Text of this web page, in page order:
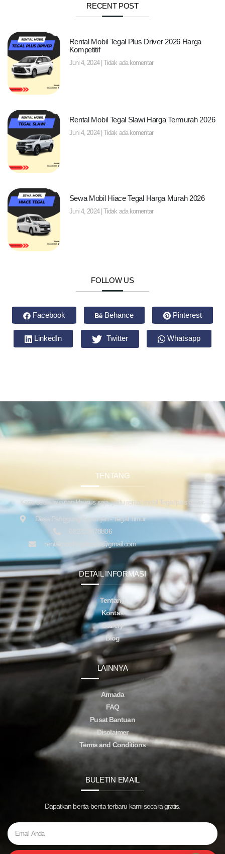
RECENT POST
Rental Mobil Tegal Plus Driver 2026 Harga
Kompetitif
Juni 4, 2024 Tidak ada komentar
Rental Mobil Tegal Slawi Harga Termurah 2026
Juni 4, 2024 Tidak ada komentar
Sewa Mobil Hiace Tegal Harga Murah 2026
Juni 4, 2024 Tidak ada komentar
FOLLOW US
Facebook Behance Pinterest
LinkedIn Twitter Whatsapp
TENTANG
Kami sedia layanan khusus saja, yaitu rental mobil Tegal plus driver.
Desa Panggung Kepanjen - Tegal Timur
082323878806
rentalmobiltegalsupir@gmail.com
DETAIL INFORMASI
Tentang
Kontak
Gallery
Blog
LAINNYA
Armada
FAQ
Pusat Bantuan
Disclaimer
Terms and Conditions
BULETIN EMAIL
Dapatkan berita-berita terbaru kami secara gratis.